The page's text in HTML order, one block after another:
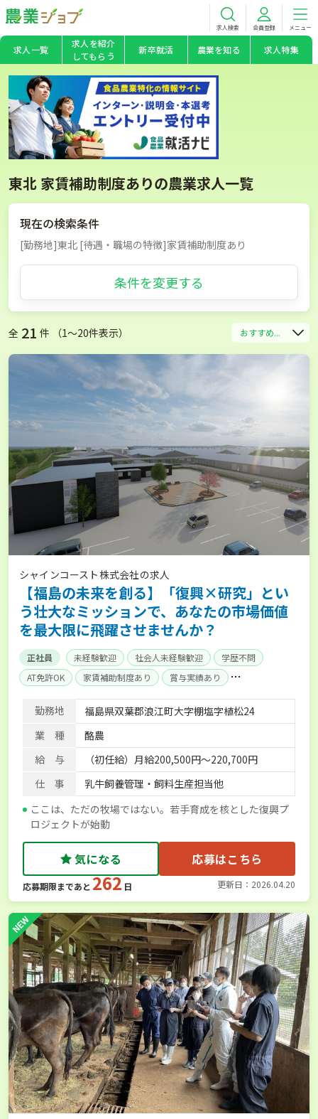
求人検索 会員登録 メニュー
求人一覧
求人を紹介
してもらう
新卒就活 農業を知る 求人特集
東北 家賃補助制度ありの農業求人一覧
現在の検索条件
[勤務地]東北 [待遇・職場の特徴]家賃補助制度あり
条件を変更する
全 21 件 （1〜20件表示） おすすめ...
シャインコースト株式会社の求人
【福島の未来を創る】「復興×研究」とい
う壮大なミッションで、あなたの市場価値
を最大限に飛躍させませんか？
正社員 未経験歓迎 社会人未経験歓迎
学歴不問
AT免許OK
家賃補助制度あり
賞与実績あり
年間休日100日以上
勤務地
福島県双葉郡浪江町大字棚塩字植松24
業 種
酪農
給 与
（初任給）月給200,500円～220,700円
仕 事
乳牛飼養管理・飼料生産担当他
ここは、ただの牧場ではない。若手育成を核とした復興プ
ロジェクトが始動
気になる 応募はこちら
応募期限まであと 262 日 更新日：2026.04.20
NEW